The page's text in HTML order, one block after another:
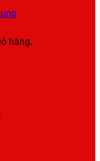
hàng.